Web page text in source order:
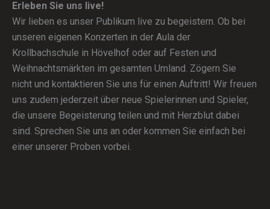
Erleben Sie uns live!
Wir lieben es unser Publikum live zu begeistern. Ob bei
unseren eigenen Konzerten in der Aula der
Krollbachschule in Hövelhof oder auf Festen und
Weihnachtsmärkten im gesamten Umland. Zögern Sie
nicht und kontaktieren Sie uns für einen Auftritt! Wir freuen
uns zudem jederzeit über neue Spielerinnen und Spieler,
die unsere Begeisterung teilen und mit Herzblut dabei
sind. Sprechen Sie uns an oder kommen Sie einfach bei
einer unserer Proben vorbei.